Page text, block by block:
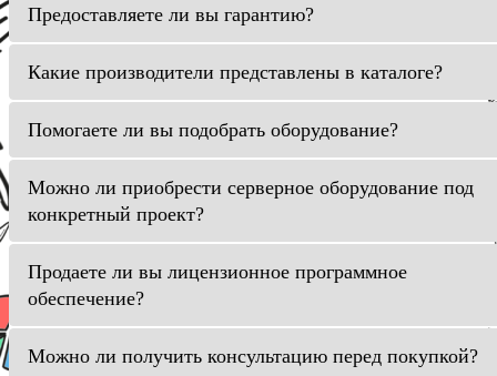
Предоставляете ли вы гарантию?
Какие производители представлены в каталоге?
Помогаете ли вы подобрать оборудование?
Можно ли приобрести серверное оборудование под
конкретный проект?
Продаете ли вы лицензионное программное
обеспечение?
Можно ли получить консультацию перед покупкой?